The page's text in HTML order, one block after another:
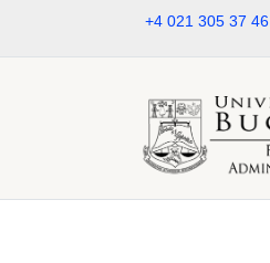
+4 021 305 37 46